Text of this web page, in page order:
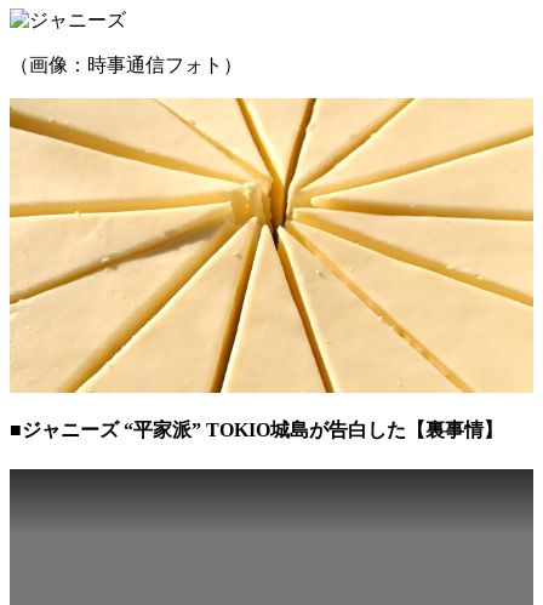
（画像：時事通信フォト）
■ジャニーズ “平家派” TOKIO城島が告白した【裏事情】